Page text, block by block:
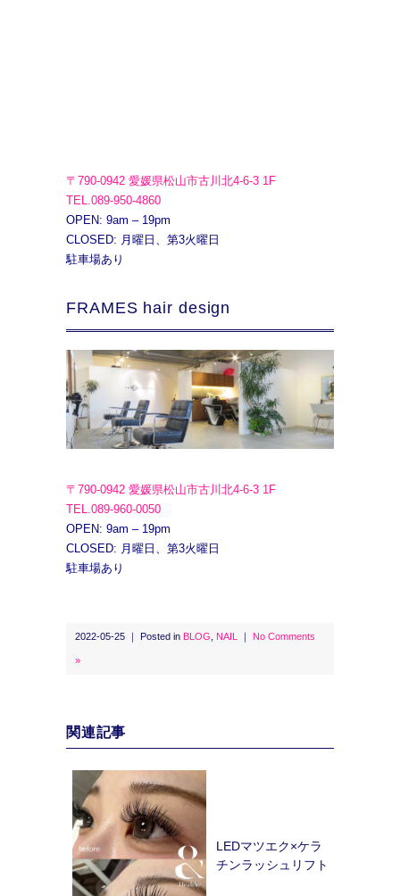
〒790-0942 愛媛県松山市古川北4-6-3 1F
TEL.089-950-4860
OPEN: 9am – 19pm
CLOSED: 月曜日、第3火曜日
駐車場あり
FRAMES hair design
〒790-0942 愛媛県松山市古川北4-6-3 1F
TEL.089-960-0050
OPEN: 9am – 19pm
CLOSED: 月曜日、第3火曜日
駐車場あり
2022-05-25 ｜ Posted in BLOG NAIL ｜ No Comments
»
関連記事
LEDマツエク×ケラ
チンラッシュリフト